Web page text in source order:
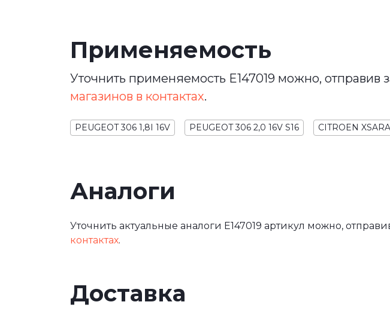
Применяемость
Уточнить применяемость E147019 можно, отправив
магазинов в контактах.
PEUGEOT 306 1,8I 16V PEUGEOT 306 2,0 16V S16 CITROEN
Аналоги
Уточнить актуальные аналоги E147019 артикул можно,
контактах.
Доставка